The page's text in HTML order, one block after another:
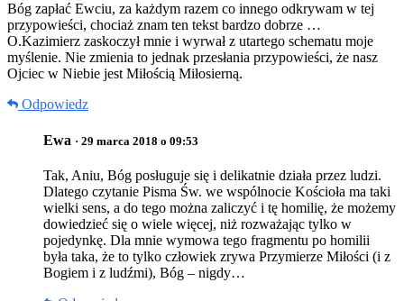
Bóg zapłać Ewciu, za każdym razem co innego odkrywam w tej
przypowieści, chociaż znam ten tekst bardzo dobrze …
O.Kazimierz zaskoczył mnie i wyrwał z utartego schematu moje
myślenie. Nie zmienia to jednak przesłania przypowieści, że nasz
Ojciec w Niebie jest Miłością Miłosierną.
Odpowiedz
Ewa · 29 marca 2018 o 09:53
Tak, Aniu, Bóg posługuje się i delikatnie działa przez ludzi.
Dlatego czytanie Pisma Św. we wspólnocie Kościoła ma taki
wielki sens, a do tego można zaliczyć i tę homilię, że możemy
dowiedzieć się o wiele więcej, niż rozważając tylko w
pojedynkę. Dla mnie wymowa tego fragmentu po homilii
była taka, że to tylko człowiek zrywa Przymierze Miłości (i z
Bogiem i z ludźmi), Bóg – nigdy…